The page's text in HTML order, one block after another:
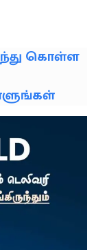
கொள்ள